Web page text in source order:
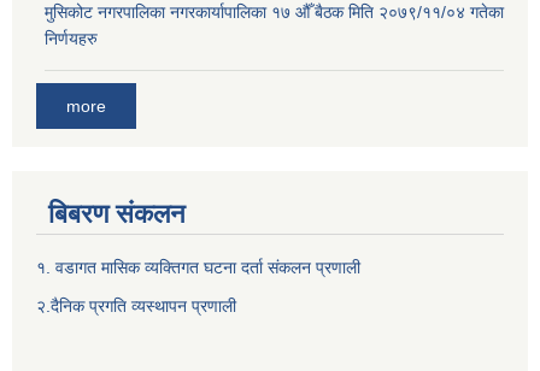
मुसिकोट नगरपालिका नगरकार्यापालिका १७ औँ बैठक मिति २०७९/११/०४ गतेका
निर्णयहरु
more
बिबरण संकलन
१. वडागत मासिक व्यक्तिगत घटना दर्ता संकलन प्रणाली
२.दैनिक प्रगति व्यस्थापन प्रणाली